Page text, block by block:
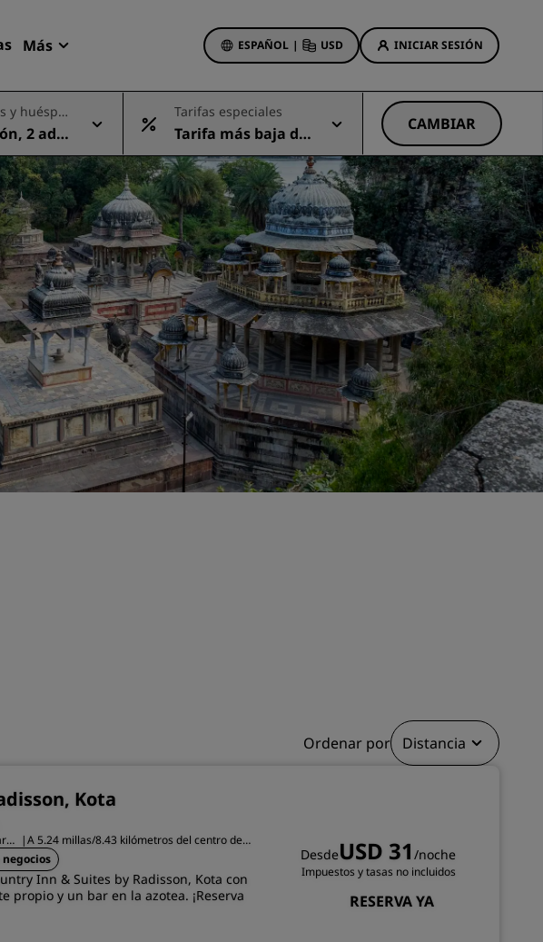
Más
Radisson Rewards
Mis reservas
ESPAÑOL | USD INICIAR SESIÓN
tu hotel
en el aeropuerto
nuevos y de próxima
y eventos
Radisson Meetings
un espacio de reuniones
un presupuesto
para eventos
Ofertas de hotel
Descubre nuestras ofertas
A la primera va la vencida
Ofertas especiales
Reservar con antelación
Consultar nuestros paquetes
Ideas de viaje
Hoteles para familias
Rad Pets
Espacios para celebración de
bodas
Estancias sostenibles
Cómo utilizar los puntos
INSCRIBIRSE
y huéspe
2 adul
Tarifas especiales
Tarifa más baja dis
ponible
CAMBIAR
Ordenar por Distancia
Kota
|A 5.24 millas/8.43 kilómetros del centro de
Kota
Inn & Suites by Radisson, Kota con
y un bar en la azotea. ¡Reserva
DesdeUSD 31 /noche
Impuestos y tasas no incluidos
RESERVA YA